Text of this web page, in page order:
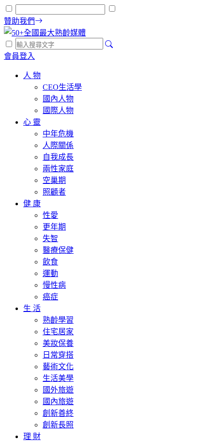
贊助我們
會員登入
人 物
CEO生活學
國內人物
國際人物
心 靈
中年危機
人際關係
自我成長
兩性家庭
空巢期
照顧者
健 康
性愛
更年期
失智
醫療保健
飲食
運動
慢性病
癌症
生 活
熟齡學習
住宅居家
美妝保養
日常穿搭
藝術文化
生活美學
國外旅遊
國內旅遊
創新善終
創新長照
理 財